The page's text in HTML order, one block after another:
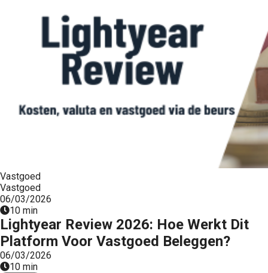
Vastgoed
Vastgoed
06/03/2026
10 min
Lightyear Review 2026: Hoe Werkt Dit
Platform Voor Vastgoed Beleggen?
06/03/2026
10 min